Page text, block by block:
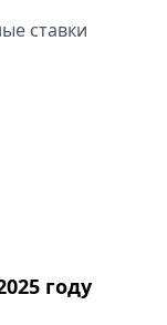
ставки
году